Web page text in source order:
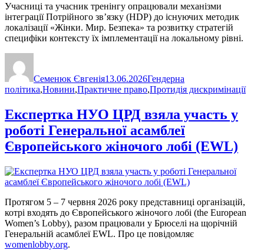
Учасниці та учасник тренінгу опрацювали механізми
інтеграції Потрійного зв’язку (HDP) до існуючих методик
локалізації «Жінки. Мир. Безпека» та розвитку стратегій
специфіки контексту їх імплементації на локальному рівні.
Семенюк Євгенія13.06.2026Гендерна
політика,Новини,Практичне право,Протидія дискримінації
Експертка НУО ЦРД взяла участь у
роботі Генеральної асамблеї
Європейського жіночого лобі (EWL)
Протягом 5 – 7 червня 2026 року представниці організацій,
котрі входять до Європейського жіночого лобі (the European
Women’s Lobby), разом працювали у Брюселі на щорічній
Генеральній асамблеї EWL. Про це повідомляє
womenlobby.org.